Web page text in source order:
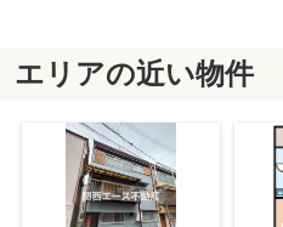
エリアの近い物件